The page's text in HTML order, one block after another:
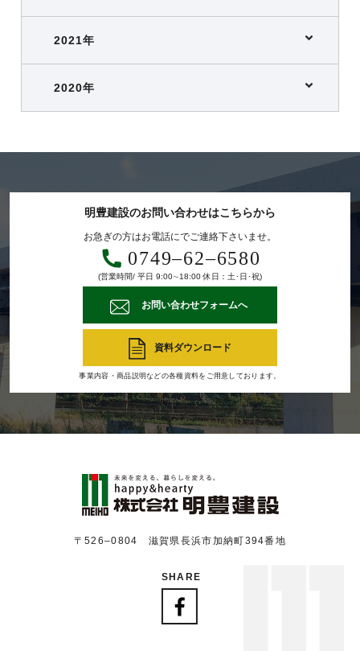
2021年
2020年
明豊建設のお問い合わせはこちらから
お急ぎの方はお電話にでご連絡下さいませ。
0749‒62‒6580
(営業時間/ 平日 9:00∼18:00 休日：土･日･祝)
お問い合わせフォームへ
資料ダウンロード
事業内容・商品説明などの各種資料をご用意しております。
〒526‒0804 滋賀県長浜市加納町394番地
SHARE